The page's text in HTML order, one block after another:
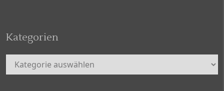
Kategorien
Kategorien